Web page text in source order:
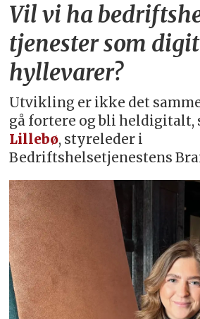
Vil vi ha
tjenester som
hyllevarer?
Utvikling er ikke det
gå fortere og bli heldigitalt,
Lillebø, styreleder i
Bedriftshelsetjenestens